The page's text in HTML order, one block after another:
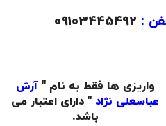
:
واریزی ها فقط به نام " آرش
عباسعلی نژاد " دارای اعتبار می
باشد.